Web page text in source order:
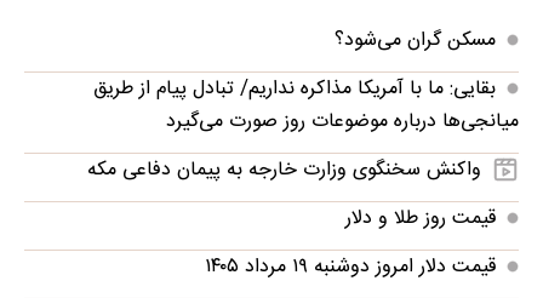
مسکن گران می‌شود؟
بقایی: ما با آمریکا مذاکره نداریم/ تبادل پیام از طریق
میانجی‌ها درباره موضوعات روز صورت می‌گیرد
واکنش سخنگوی وزارت خارجه به پیمان دفاعی مکه
قیمت روز طلا و دلار
قیمت دلار امروز دوشنبه ۱۹ مرداد ۱۴۰۵